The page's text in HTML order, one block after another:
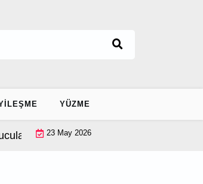
YÜZME
9 Dakikalık Koruma |
23 May 2026